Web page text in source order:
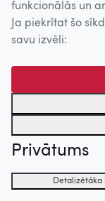
funkcionālās un
Ja piekrītat šo
savu izvēli:
Privātums